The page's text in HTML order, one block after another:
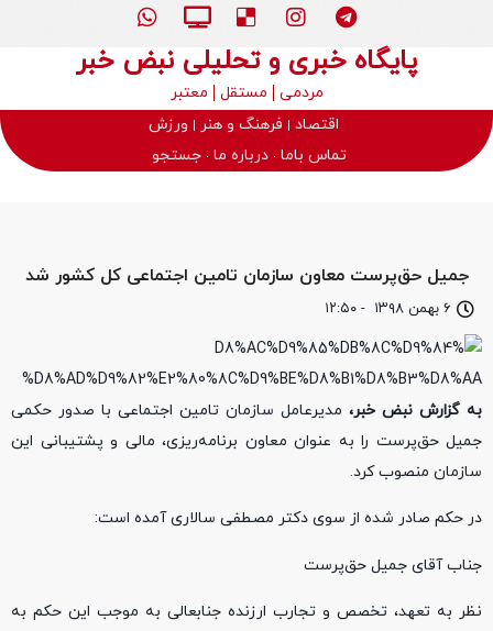
پایگاه خبری و تحلیلی نبض خبر
مردمی مستقل
معتبر
اقتصاد
فرهنگ و هنر
ورزش
تماس باما درباره ما جستجو
۶ بهمن ۱۳۹۸ - ۱۲:۵۰
جمیل حق‌پرست معاون سازمان تامین اجتماعی کل کشور شد
به گزارش نبض خبر، مدیرعامل سازمان تامین اجتماعی با صدور حکمی
جمیل حق‌پرست را به عنوان معاون برنامه‌ریزی، مالی و پشتیبانی این
سازمان منصوب کرد.
در حکم صادر شده از سوی دکتر مصطفی سالاری آمده است:
جناب آقای جمیل حق‌پرست
نظر به تعهد، تخصص و تجارب ارزنده جنابعالی به موجب این حکم به